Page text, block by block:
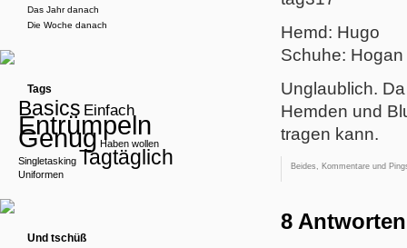
Hemd: Hugo
Schuhe: Hogan
Unglaublich.
Hemden und
tragen kann.
Beides, Kommentare und
8
Das Jahr danach
Die Woche danach
Tags
Basics Einfach
Entrümpeln
Genug Haben wollen
Singletasking Tagtäglich
Uniformen
Und tschüß